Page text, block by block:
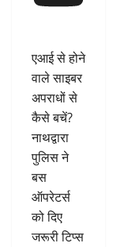
एआई से होने
वाले साइबर
अपराधों से
कैसे बचें?
नाथद्वारा
पुलिस ने
बस
ऑपरेटर्स
को दिए
जरूरी टिप्स